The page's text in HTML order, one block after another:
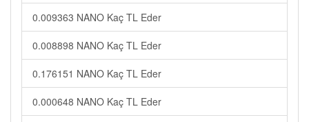
0.009363 NANO Kaç TL Eder
0.008898 NANO Kaç TL Eder
0.176151 NANO Kaç TL Eder
0.000648 NANO Kaç TL Eder